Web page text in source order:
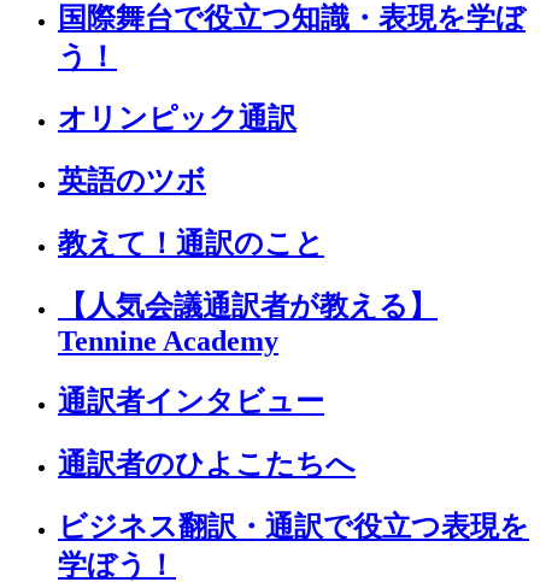
国際舞台で役立つ知識・表現を学ぼ
う！
オリンピック通訳
英語のツボ
教えて！通訳のこと
【人気会議通訳者が教える】
Tennine Academy
通訳者インタビュー
通訳者のひよこたちへ
ビジネス翻訳・通訳で役立つ表現を
学ぼう！